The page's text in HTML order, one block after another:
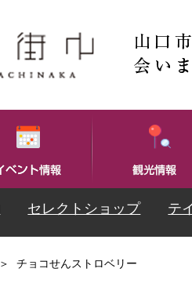
セレクトショップ テ
＞ チョコせんストロベリー